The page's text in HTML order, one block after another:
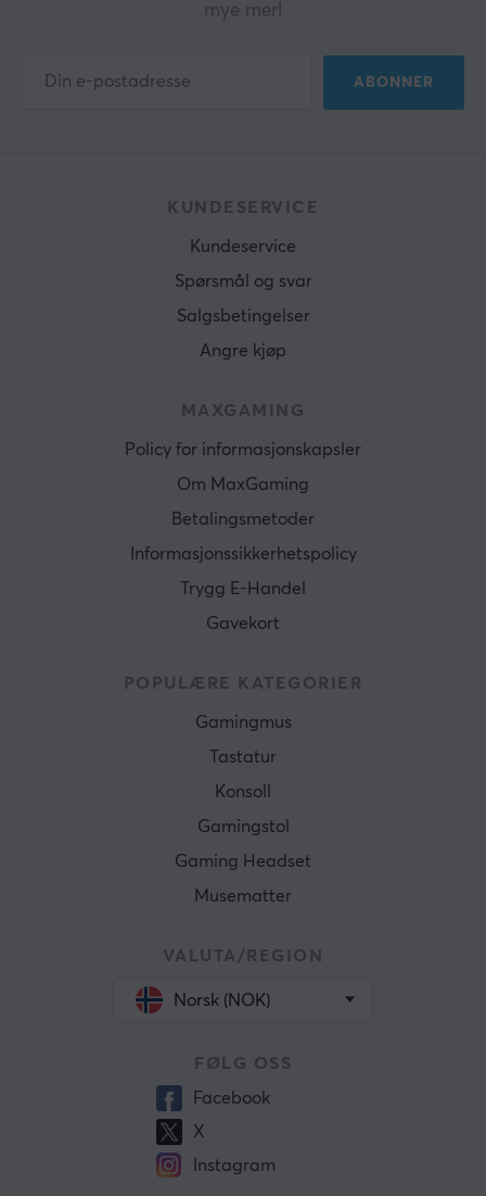
mye mer!
ABONNER
KUNDESERVICE
Kundeservice
Spørsmål og svar
Salgsbetingelser
Angre kjøp
MAXGAMING
Policy for informasjonskapsler
Om MaxGaming
Betalingsmetoder
Informasjonssikkerhetspolicy
Trygg E-Handel
Gavekort
POPULÆRE KATEGORIER
Gamingmus
Tastatur
Konsoll
Gamingstol
Gaming Headset
Musematter
VALUTA/REGION
Norsk (NOK)
FØLG OSS
Facebook
X
Instagram